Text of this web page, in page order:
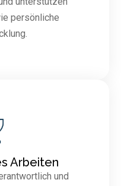
persönliche
Arbeiten
und